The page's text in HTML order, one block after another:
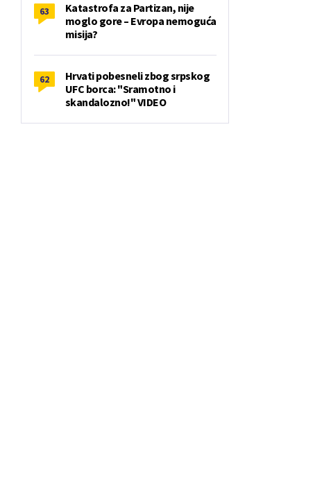
63
Katastrofa za Partizan, nije
moglo gore – Evropa nemoguća
misija?
62
Hrvati pobesneli zbog srpskog
UFC borca: "Sramotno i
skandalozno!" VIDEO